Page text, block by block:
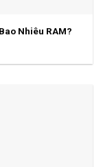
Nhiêu RAM?